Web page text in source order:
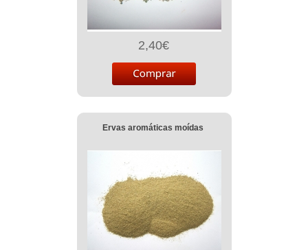
2,40€
Ervas aromáticas moídas